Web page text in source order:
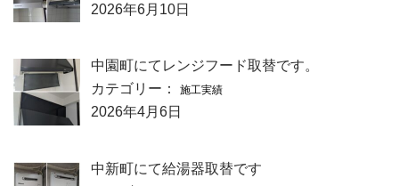
2026年6月10日
中園町にてレンジフード取替です。
カテゴリー：
施工実績
2026年4月6日
中新町にて給湯器取替です